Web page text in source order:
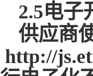
2.5电子
供应商
http://